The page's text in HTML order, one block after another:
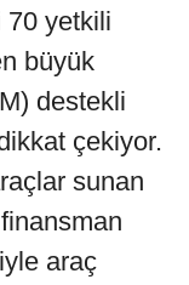
70 yetkili
büyük
destekli
çekiyor.
sunan
araç